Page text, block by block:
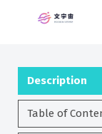
Description
Table of